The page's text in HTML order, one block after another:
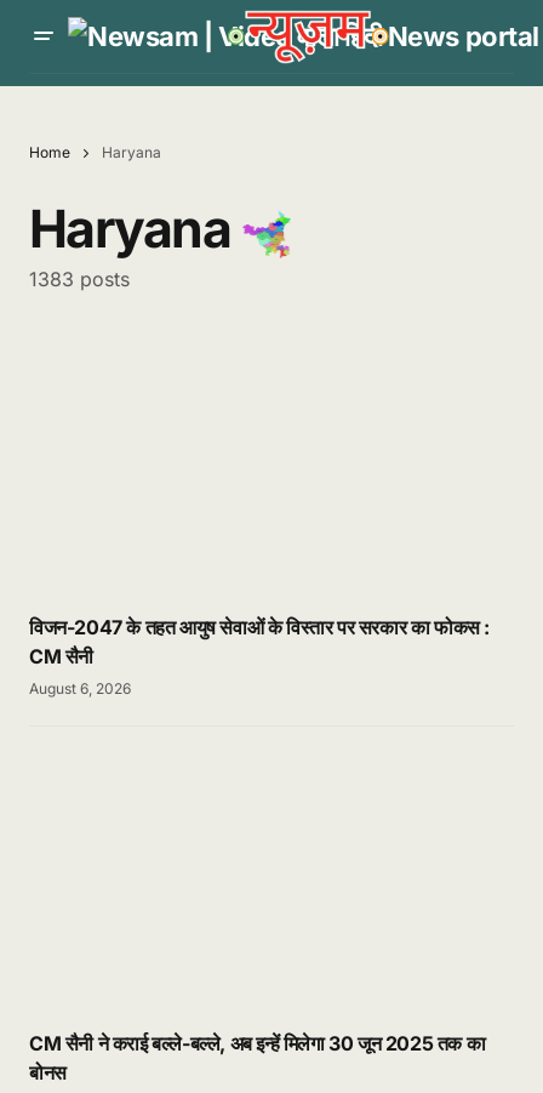
Home Haryana
Haryana
1383 posts
विजन-2047 के तहत आयुष सेवाओं के विस्तार पर सरकार का फोकस :
CM सैनी
August 6, 2026
CM सैनी ने कराई बल्ले-बल्ले, अब इन्हें मिलेगा 30 जून 2025 तक का
बोनस